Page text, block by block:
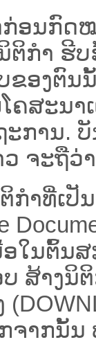
ນ​ກົດ​ໝ
ຕິ​ກຳ ຮີ
ອງຕົນ
ຄສະນ
ການ.
ວ ​ຈະຖື​
ຳທີ່ເປັ
ໃນຕົ້ນ
ສ້າງນິ
ຈາກນັ້ນ